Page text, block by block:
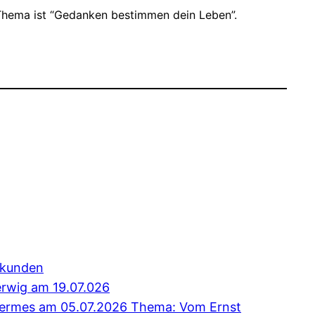
ist “Gedanken bestimmen dein Leben”.
am 19.07.026
am 05.07.2026 Thema: Vom Ernst